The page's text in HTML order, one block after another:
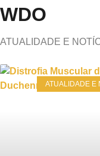
WDO
ATUALIDADE E
ATUALIDADE E